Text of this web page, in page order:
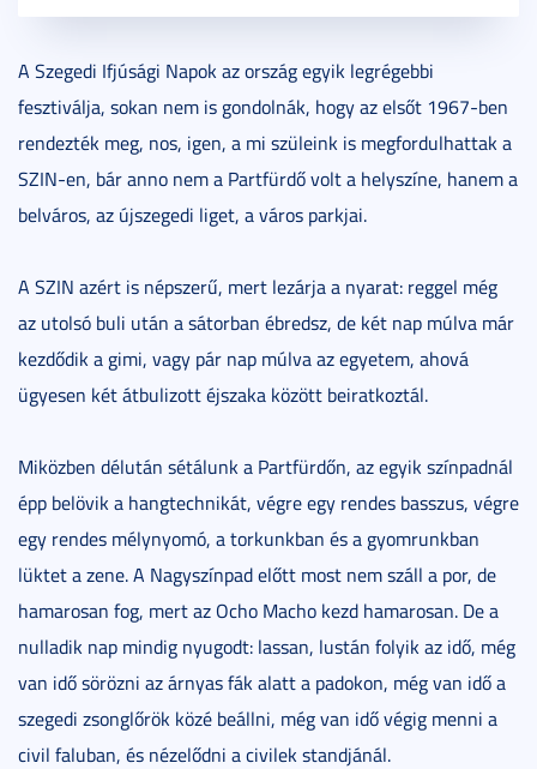
A Szegedi Ifjúsági Napok az ország egyik legrégebbi
fesztiválja, sokan nem is gondolnák, hogy az elsőt 1967-ben
rendezték meg, nos, igen, a mi szüleink is megfordulhattak a
SZIN-en, bár anno nem a Partfürdő volt a helyszíne, hanem a
belváros, az újszegedi liget, a város parkjai.
A SZIN azért is népszerű, mert lezárja a nyarat: reggel még
az utolsó buli után a sátorban ébredsz, de két nap múlva már
kezdődik a gimi, vagy pár nap múlva az egyetem, ahová
ügyesen két átbulizott éjszaka között beiratkoztál.
Miközben délután sétálunk a Partfürdőn, az egyik színpadnál
épp belövik a hangtechnikát, végre egy rendes basszus, végre
egy rendes mélynyomó, a torkunkban és a gyomrunkban
lüktet a zene. A Nagyszínpad előtt most nem száll a por, de
hamarosan fog, mert az Ocho Macho kezd hamarosan. De a
nulladik nap mindig nyugodt: lassan, lustán folyik az idő, még
van idő sörözni az árnyas fák alatt a padokon, még van idő a
szegedi zsonglőrök közé beállni, még van idő végig menni a
civil faluban, és nézelődni a civilek standjánál.